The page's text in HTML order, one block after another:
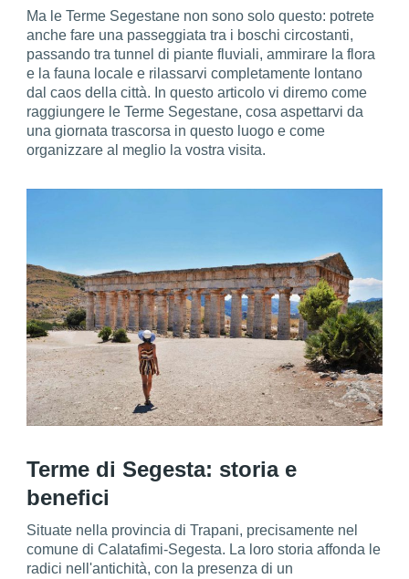
Ma le Terme Segestane non sono solo questo: potrete
anche fare una passeggiata tra i boschi circostanti,
passando tra tunnel di piante fluviali, ammirare la flora
e la fauna locale e rilassarvi completamente lontano
dal caos della città. In questo articolo vi diremo come
raggiungere le Terme Segestane, cosa aspettarvi da
una giornata trascorsa in questo luogo e come
organizzare al meglio la vostra visita.
Terme di Segesta: storia e
benefici
Situate nella provincia di Trapani, precisamente nel
comune di Calatafimi-Segesta. La loro storia affonda le
radici nell'antichità, con la presenza di un